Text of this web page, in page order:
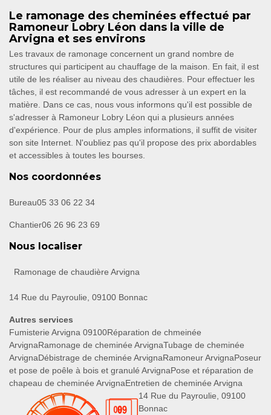
Le ramonage des cheminées effectué par
Ramoneur Lobry Léon dans la ville de
Arvigna et ses environs
Les travaux de ramonage concernent un grand nombre de
structures qui participent au chauffage de la maison. En fait, il est
utile de les réaliser au niveau des chaudières. Pour effectuer les
tâches, il est recommandé de vous adresser à un expert en la
matière. Dans ce cas, nous vous informons qu'il est possible de
s'adresser à Ramoneur Lobry Léon qui a plusieurs années
d'expérience. Pour de plus amples informations, il suffit de visiter
son site Internet. N'oubliez pas qu'il propose des prix abordables
et accessibles à toutes les bourses.
Nos coordonnées
Bureau05 33 06 22 34
Chantier06 26 96 23 69
Nous localiser
Ramonage de chaudière Arvigna
14 Rue du Payroulie, 09100 Bonnac
Autres services
Fumisterie Arvigna 09100Réparation de chmeinée
ArvignaRamonage de cheminée ArvignaTubage de cheminée
ArvignaDébistrage de cheminée ArvignaRamoneur ArvignaPoseur
et pose de poêle à bois et granulé ArvignaPose et réparation de
chapeau de cheminée ArvignaEntretien de cheminée Arvigna
14 Rue du Payroulie, 09100
Bonnac